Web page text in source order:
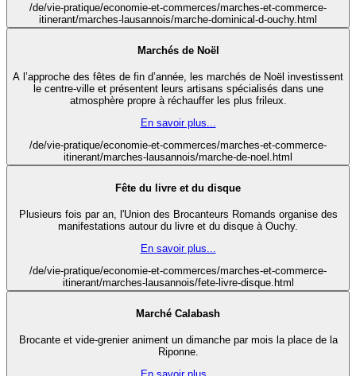
/de/vie-pratique/economie-et-commerces/marches-et-commerce-
itinerant/marches-lausannois/marche-dominical-d-ouchy.html
Marchés de Noël
A l’approche des fêtes de fin d’année, les marchés de Noël investissent
le centre-ville et présentent leurs artisans spécialisés dans une
atmosphère propre à réchauffer les plus frileux.
En savoir plus...
/de/vie-pratique/economie-et-commerces/marches-et-commerce-
itinerant/marches-lausannois/marche-de-noel.html
Fête du livre et du disque
Plusieurs fois par an, l'Union des Brocanteurs Romands organise des
manifestations autour du livre et du disque à Ouchy.
En savoir plus...
/de/vie-pratique/economie-et-commerces/marches-et-commerce-
itinerant/marches-lausannois/fete-livre-disque.html
Marché Calabash
Brocante et vide-grenier animent un dimanche par mois la place de la
Riponne.